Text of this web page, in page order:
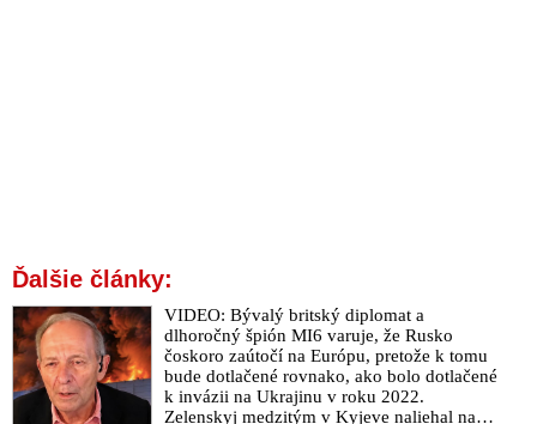
Ďalšie články:
VIDEO: Bývalý britský diplomat a
dlhoročný špión MI6 varuje, že Rusko
čoskoro zaútočí na Európu, pretože k tomu
bude dotlačené rovnako, ako bolo dotlačené
k invázii na Ukrajinu v roku 2022.
Zelenskyj medzitým v Kyjeve naliehal na